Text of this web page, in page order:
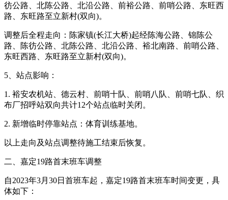
彷公路、北陈公路、北沿公路、前裕公路、前哨公路、东旺西
路、东旺路至立新村(双向)。
调整后全程走向：陈家镇(长江大桥)起经陈海公路、锦陈公
路、陈彷公路、北陈公路、北沿公路、裕北南路、前哨公路、
东旺西路、东旺路至立新村(双向)。
5、站点影响：
1. 裕安农机站、德云村、前哨十队、前哨八队、前哨七队、织
布厂招呼站双向共计12个站点临时关闭。
2. 新增临时停靠站点：体育训练基地。
以上走向及站点调整待施工结束后恢复。
二、嘉定19路首末班车调整
自2023年3月30日首班车起，嘉定19路首末班车时间变更，具
体如下：